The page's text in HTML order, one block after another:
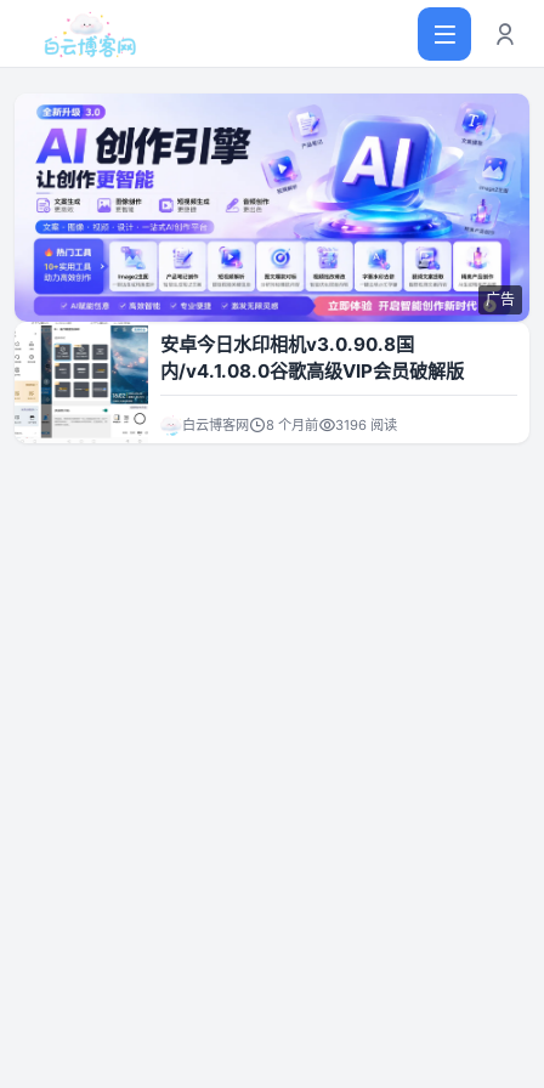
首页
网站源码
软件仓库
主题插件
广告
安卓今日水印相机v3.0.90.8国
内/v4.1.08.0谷歌高级VIP会员破解版
白云博客网 8 个月前 3196 阅读